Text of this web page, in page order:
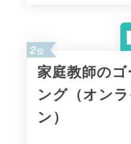
2位
家庭教師のゴ
ング（オンラ
ン）